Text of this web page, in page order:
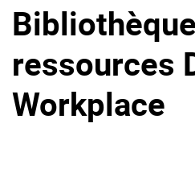
ressources
Workplace